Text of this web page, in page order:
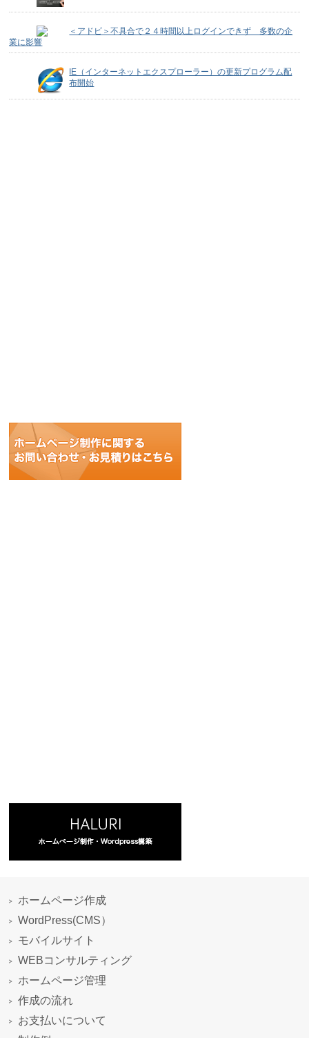
＜アドビ＞不具合で２４時間以上ログインできず 多数の企
業に影響
IE（インターネットエクスプローラー）の更新プログラム配
布開始
ホームページ作成
WordPress(CMS）
モバイルサイト
WEBコンサルティング
ホームページ管理
作成の流れ
お支払いについて